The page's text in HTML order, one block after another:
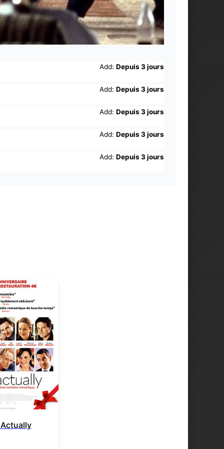
Add: Depuis 3 jours
Add: Depuis 3 jours
Add: Depuis 3 jours
Add: Depuis 3 jours
Add: Depuis 3 jours